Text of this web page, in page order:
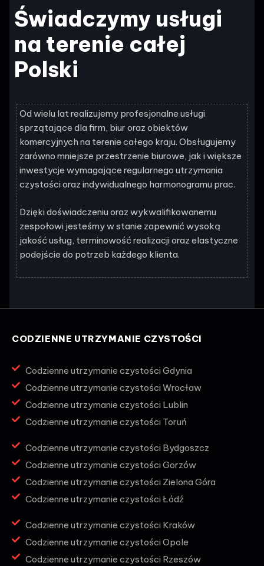
Świadczymy usługi
na terenie całej
Polski
Od wielu lat realizujemy profesjonalne usługi
sprzątające dla firm, biur oraz obiektów
komercyjnych na terenie całego kraju. Obsługujemy
zarówno mniejsze przestrzenie biurowe, jak i większe
inwestycje wymagające regularnego utrzymania
czystości oraz indywidualnego harmonogramu prac.
Dzięki doświadczeniu oraz wykwalifikowanemu
zespołowi jesteśmy w stanie zapewnić wysoką
jakość usług, terminowość realizacji oraz elastyczne
podejście do potrzeb każdego klienta.
CODZIENNE UTRZYMANIE CZYSTOŚCI
Codzienne utrzymanie czystości Gdynia
Codzienne utrzymanie czystości Wrocław
Codzienne utrzymanie czystości Lublin
Codzienne utrzymanie czystości Toruń
Codzienne utrzymanie czystości Bydgoszcz
Codzienne utrzymanie czystości Gorzów
Codzienne utrzymanie czystości Zielona Góra
Codzienne utrzymanie czystości Łódź
Codzienne utrzymanie czystości Kraków
Codzienne utrzymanie czystości Opole
Codzienne utrzymanie czystości Rzeszów